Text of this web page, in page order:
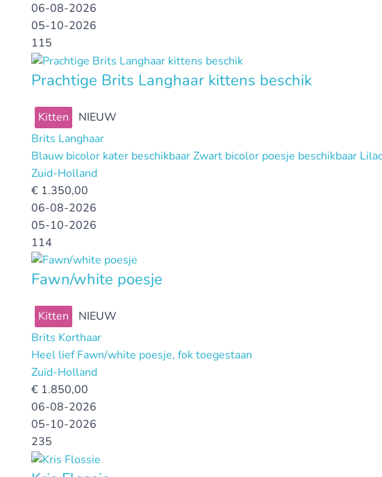
06-08-2026
05-10-2026
115
Prachtige Brits Langhaar kittens beschik
Kitten
NIEUW
Brits Langhaar
Blauw bicolor kater beschikbaar Zwart bicolor poesje beschikbaar
Zuid-Holland
€ 1.350,00
06-08-2026
05-10-2026
114
Fawn/white poesje
Kitten
NIEUW
Brits Korthaar
Heel lief Fawn/white poesje, fok toegestaan
Zuid-Holland
€ 1.850,00
06-08-2026
05-10-2026
235